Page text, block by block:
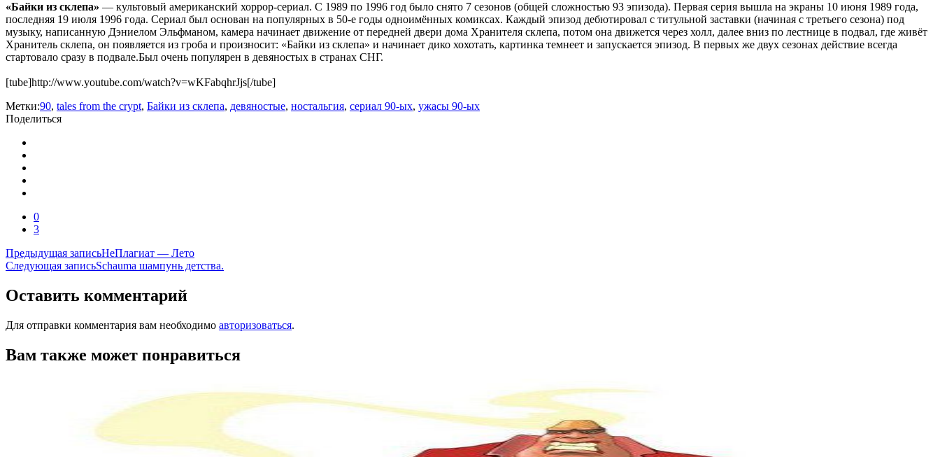
«Байки из склепа» — культовый американский хоррор-сериал. С 1989 по 1996 год было снято 7 сезонов (общей сложностью 93 эпизода). Первая серия вышла на экраны 10 июня 1989 года,
последняя 19 июля 1996 года. Сериал был основан на популярных в 50-е годы одноимённых комиксах. Каждый эпизод дебютировал с титульной заставки (начиная с третьего сезона) под
музыку, написанную Дэниелом Эльфманом, камера начинает движение от передней двери дома Хранителя склепа, потом она движется через холл, далее вниз по лестнице в подвал, где живёт
Хранитель склепа, он появляется из гроба и произносит: «Байки из склепа» и начинает дико хохотать, картинка темнеет и запускается эпизод. В первых же двух сезонах действие всегда
стартовало сразу в подвале.Был очень популярен в девяностых в странах СНГ.
[tube]http://www.youtube.com/watch?v=wKFabqhrJjs[/tube]
Метки:90, tales from the crypt, Байки из склепа, девяностые, ностальгия, сериал 90-ых, ужасы 90-ых
Поделиться
0
3
Навигация
по
записям
Предыдущая записьНеПлагиат — Лето
Следующая записьSchauma шампунь детства.
Оставить комментарий
Для отправки комментария вам необходимо авторизоваться.
Вам также может понравиться